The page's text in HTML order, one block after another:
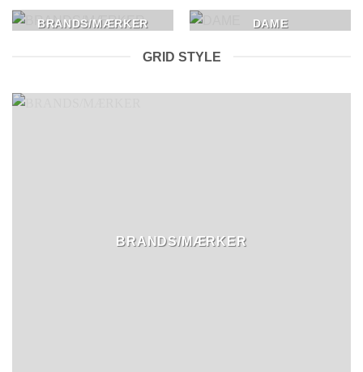
BRANDS/MÆRKER DAME
GRID STYLE
BRANDS/MÆRKER